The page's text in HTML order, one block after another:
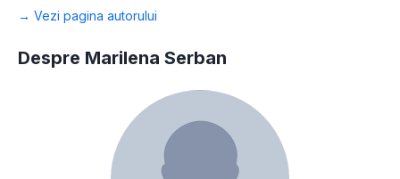
→ Vezi pagina autorului
Despre Marilena Serban